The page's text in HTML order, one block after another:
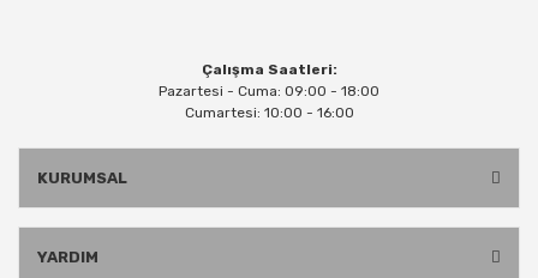
Çalışma Saatleri:
Pazartesi - Cuma: 09:00 - 18:00
Cumartesi: 10:00 - 16:00
KURUMSAL
YARDIM